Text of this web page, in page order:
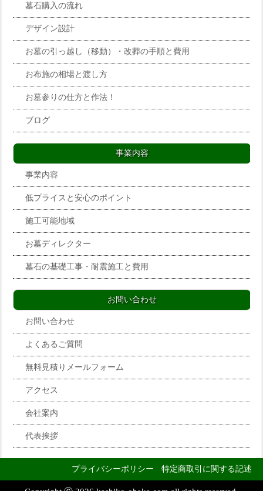
墓石購入の流れ
デザイン設計
お墓の引っ越し（移動）・改葬の手順と費用
お布施の相場と渡し方
お墓参りの仕方と作法！
ブログ
事業内容
事業内容
低プライスと安心のポイント
施工可能地域
お墓ディレクター
墓石の基礎工事・耐震施工と費用
お問い合わせ
お問い合わせ
よくあるご質問
無料見積りメールフォーム
アクセス
会社案内
代表挨拶
プライバシーポリシー 特定商取引に関する記述